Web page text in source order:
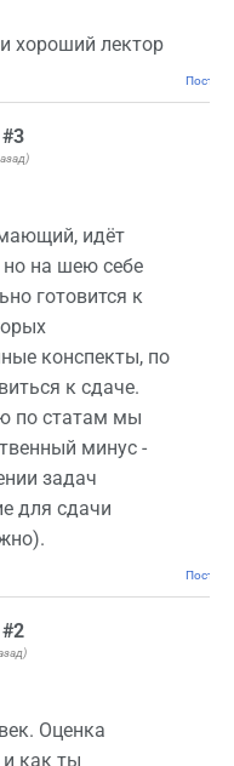
хороший лектор
идёт
но на шею себе
готовится к
конспекты, по
к сдаче.
по статам мы
минус -
задач
для сдачи
Оценка
и как ты